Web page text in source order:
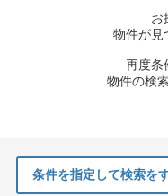
お
物件が見
再度条
物件の検
条件を指定して検索を